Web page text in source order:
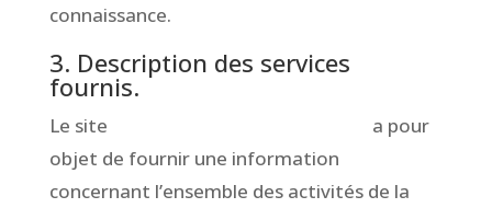
connaissance.
3. Description des services
fournis.
Le site
a pour
objet de fournir une information
concernant l’ensemble des activités de la